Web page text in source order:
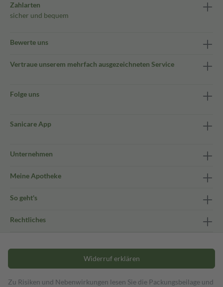
Zahlarten
sicher und bequem
Bewerte uns
Vertraue unserem mehrfach ausgezeichneten Service
Folge uns
Sanicare App
Unternehmen
Meine Apotheke
So geht's
Rechtliches
Widerruf erklären
Zu Risiken und Nebenwirkungen lesen Sie die Packungsbeilage und